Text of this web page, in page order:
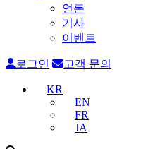
언론
기사
이벤트
로그인 고객 문의
KR
EN
FR
JA